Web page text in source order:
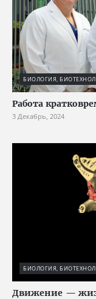
БИОЛОГИЯ,
Работа
3 Декабрь, 2024
БИОЛОГИЯ,
Движение —